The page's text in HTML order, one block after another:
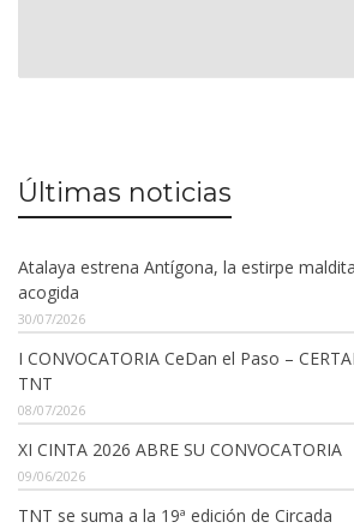
Últimas noticias
Atalaya estrena Antígona, la estirpe
acogida
30/07/2026
I CONVOCATORIA CeDan el Paso –
TNT
08/07/2026
XI CINTA 2026 ABRE SU CONVOCATORIA
09/06/2026
TNT se suma a la 19ª edición de Circada